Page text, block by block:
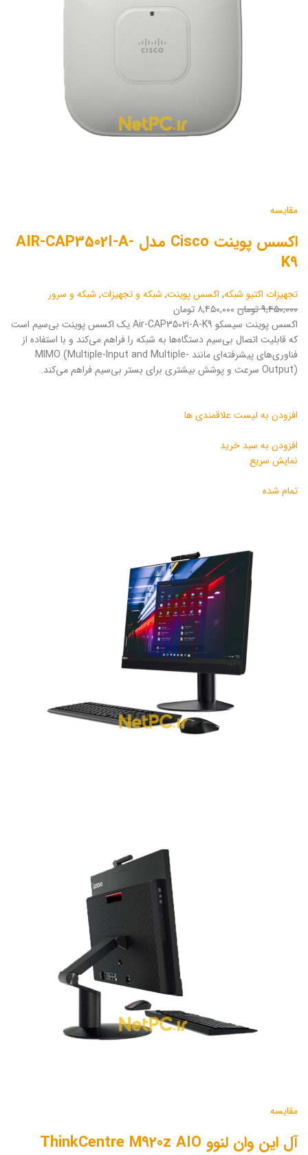
مقایسه
اکسس پوینت Cisco مدل AIR-CAP3502I-A-
K9
تجهیزات اکتیو شبکه, اکسس پوینت, شبکه و تجهیزات, شبکه و سرور
۹,۴۵۰,۰۰۰ تومان
۸,۴۵۰,۰۰۰ تومان
اکسس پوینت سیسکو Air-CAP3502i-A-K9 یک اکسس پوینت بی‌سیم است
که قابلیت اتصال بی‌سیم دستگاه‌ها به شبکه را فراهم می‌کند و با استفاده از
فناوری‌های پیشرفته‌ای مانند MIMO (Multiple-Input and Multiple-
Output) سرعت و پوشش بیشتری برای بستر بی‌سیم فراهم می‌کند.
افزودن به لیست علاقمندی ها
افزودن به سبد خرید
نمایش سریع
تمام شده
مقایسه
آل این وان لنوو ThinkCentre M920z AIO